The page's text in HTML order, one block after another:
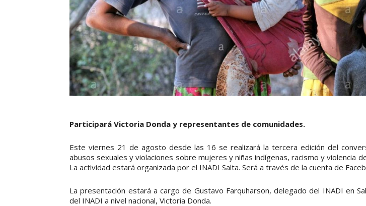
Participará Victoria Donda y representantes de comunidades.
Este viernes 21 de agosto desde las 16 se realizará la tercera edición del
abusos sexuales y violaciones sobre mujeres y niñas indígenas, racismo y violencia
La actividad estará organizada por el INADI Salta. Será a través de la cuenta de
La presentación estará a cargo de Gustavo Farquharson, delegado del INADI en
del INADI a nivel nacional, Victoria Donda.